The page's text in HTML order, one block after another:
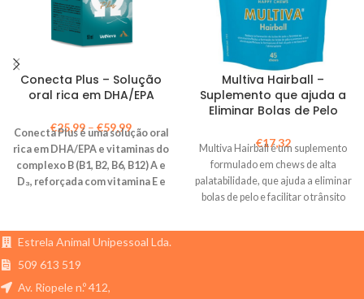
Conecta Plus – Solução
oral rica em DHA/EPA
€25,99 – €59,99
Conecta Plus é uma solução oral
rica em DHA/EPA e vitaminas do
complexo B (B1, B2, B6, B12) A e
D₃, reforçada com vitamina E e
a funcionalidade do sistema
nervoso central e periférico,
visão e sistema musculo
idade avançada.
Multiva Hairball –
Suplemento que ajuda a
Eliminar Bolas de Pelo
€17,32
Multiva Hairball é um suplemento
formulado em chews de alta
palatabilidade, que ajuda a eliminar
bolas de pelo e facilitar o trânsito
Estrela Animal Unipessoal Lda.
509 613 519
Av. Riopele n.º 412,